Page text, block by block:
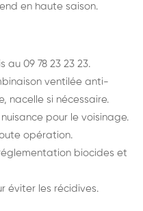
en haute saison.
09 78 23 23 23.
ventilée anti-
nacelle si nécessaire.
pour le voisinage.
opération.
biocides et
éviter les récidives.